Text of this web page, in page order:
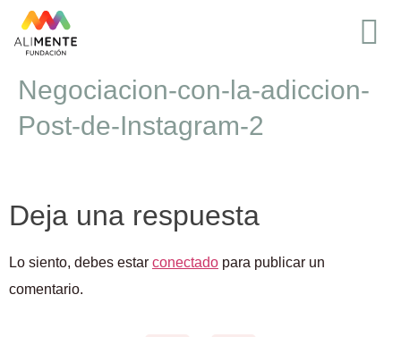
Negociacion-con-la-adiccion-
Post-de-Instagram-2
Deja una respuesta
Lo siento, debes estar conectado para publicar un
comentario.